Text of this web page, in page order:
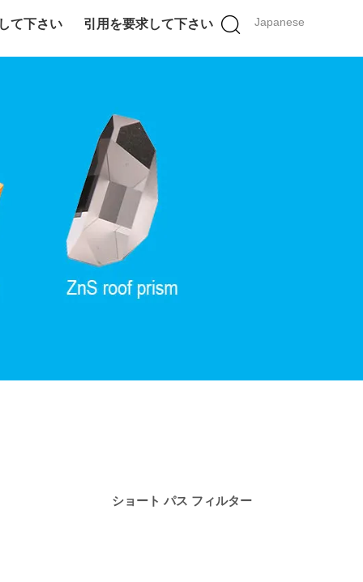
Japanese
て下さい 引用を要求して下さい
ショート パス フィルター